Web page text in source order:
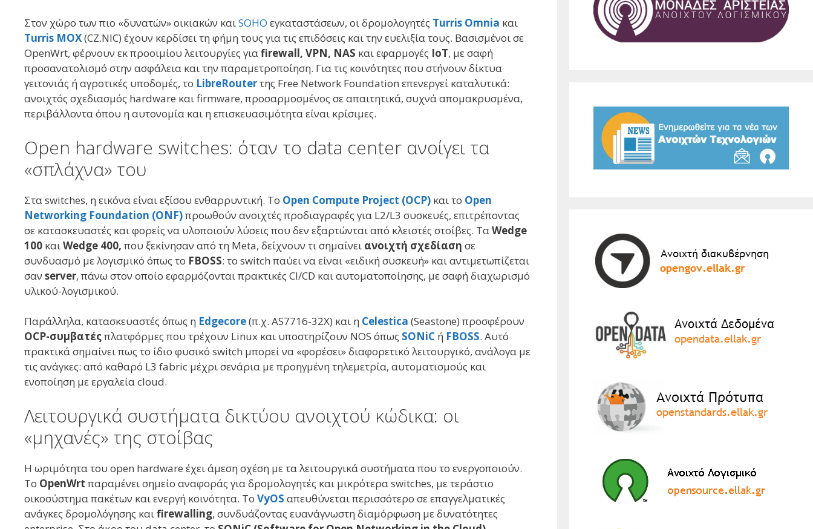
Στον χώρο των πιο «δυνατών» οικιακών καιSOHO εγκαταστάσεων, οι δρομολογητές Turris Omnia και
Turris MOX(CZ.NIC) έχουν κερδίσει τη φήμη τους για τις επιδόσεις και την ευελιξία τους. Βασισμένοι σε
OpenWrt, φέρνουν εκ προοιμίου λειτουργίες γιαfirewall, VPN, NAS και εφαρμογές IoT, με σαφή
προσανατολισμό στην ασφάλεια και την παραμετροποίηση. Για τις κοινότητες που στήνουν δίκτυα
γειτονιάς ή αγροτικές υποδομές, το LibreRouterτης Free Network Foundation επενεργεί καταλυτικά:
ανοιχτός σχεδιασμός hardware και firmware, προσαρμοσμένος σε απαιτητικά, συχνά απομακρυσμένα,
περιβάλλοντα όπου η αυτονομία και η επισκευασιμότητα είναι κρίσιμες.
Open hardware switches: όταν το data center ανοίγει τα
«σπλάχνα» του
Στα switches, η εικόνα είναι εξίσου ενθαρρυντική. Το Open Compute Project (OCP) και το Open
Networking Foundation (ONF)προωθούν ανοιχτές προδιαγραφές για L2/L3 συσκευές, επιτρέποντας
σε κατασκευαστές και φορείς να υλοποιούν λύσεις που δεν εξαρτώνται από κλειστές στοίβες. ΤαWedge
100 καιWedge 400, που ξεκίνησαν από τη Meta, δείχνουν τι σημαίνει ανοιχτή σχεδίαση σε
συνδυασμό με λογισμικό όπως το FBOSS: το switch παύει να είναι «ειδική συσκευή» και αντιμετωπίζεται
σαν server, πάνω στον οποίο εφαρμόζονται πρακτικές CI/CD και αυτοματοποίησης, με σαφή διαχωρισμό
υλικού-λογισμικού.
Παράλληλα, κατασκευαστές όπως η Edgecore(π.χ. AS7716-32X) και η Celestica (Seastone) προσφέρουν
OCP-συμβατέςπλατφόρμες που τρέχουν Linux και υποστηρίζουν NOS όπως SONiC ή FBOSS. Αυτό
πρακτικά σημαίνει πως το ίδιο φυσικό switch μπορεί να «φορέσει» διαφορετικό λειτουργικό, ανάλογα με
τις ανάγκες: από καθαρό L3 fabric μέχρι σενάρια με προηγμένη τηλεμετρία, αυτοματισμούς και
ενοποίηση με εργαλεία cloud.
Λειτουργικά συστήματα δικτύου ανοιχτού κώδικα: οι
«μηχανές» της στοίβας
Η ωριμότητα του open hardware έχει άμεση σχέση με τα λειτουργικά συστήματα που το ενεργοποιούν.
Το OpenWrt παραμένει σημείο αναφοράς για δρομολογητές και μικρότερα switches, με τεράστιο
οικοσύστημα πακέτων και ενεργή κοινότητα. Το VyOS απευθύνεται περισσότερο σε επαγγελματικές
ανάγκες δρομολόγησης καιfirewalling, συνδυάζοντας ευανάγνωστη διαμόρφωση με δυνατότητες